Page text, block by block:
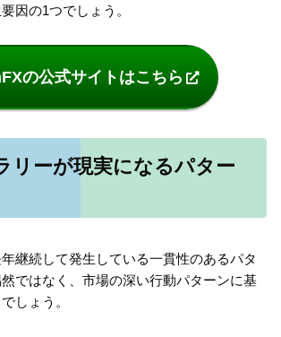
因の1つでしょう。
の公式サイトはこちら
リーが現実になるパター
継続して発生している一貫性のあるパタ
ではなく、市場の深い行動パターンに基
しょう。